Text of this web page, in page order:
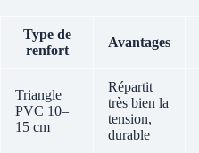
Type de
renfort
Avantages
Triangle
PVC 10–
15 cm
Répartit
très bien la
tension,
durable